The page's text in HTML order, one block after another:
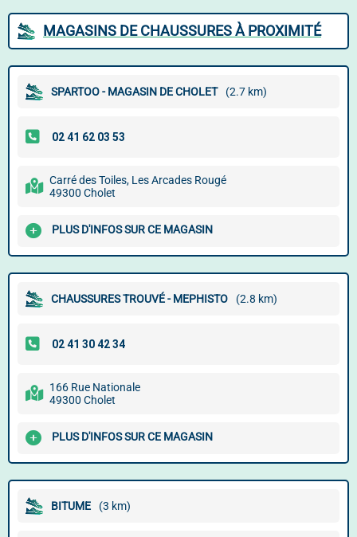
MAGASINS DE CHAUSSURES À PROXIMITÉ
SPARTOO - MAGASIN DE CHOLET (2.7 km)
Carré des Toiles, Les Arcades Rougé
49300 Cholet
PLUS D'INFOS SUR CE MAGASIN
CHAUSSURES TROUVÉ - MEPHISTO (2.8 km)
166 Rue Nationale
49300 Cholet
PLUS D'INFOS SUR CE MAGASIN
BITUME (3 km)